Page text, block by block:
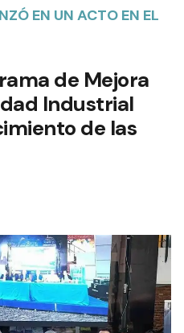
EN UN ACTO EN EL
de Mejora
Industrial
de las